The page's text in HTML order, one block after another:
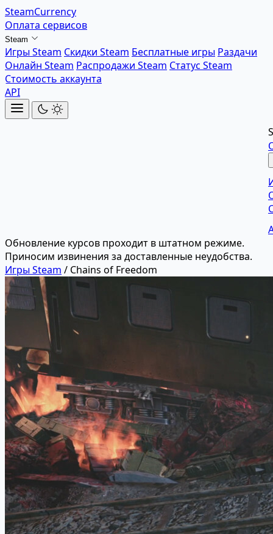
SteamCurrency
Оплата сервисов
Steam
Игры Steam Скидки Steam Бесплатные игры Раздачи
Онлайн Steam Распродажи Steam Статус Steam
Стоимость аккаунта
API
Обновление курсов проходит в штатном режиме.
Приносим извинения за доставленные неудобства.
Игры Steam / Chains of Freedom